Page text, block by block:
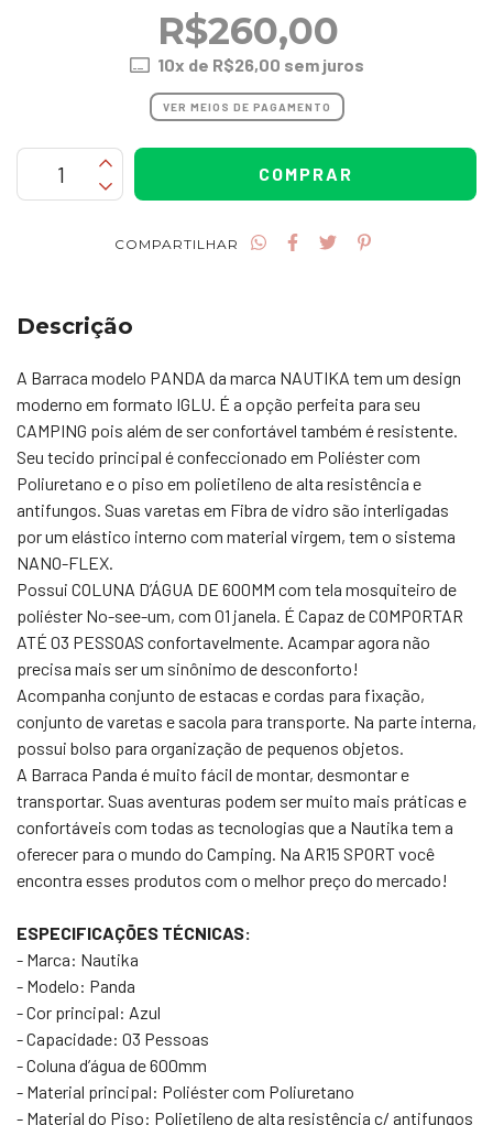
R$260,00
10x de R$26,00 sem juros
VER MEIOS DE PAGAMENTO
COMPARTILHAR
Descrição
A Barraca modelo PANDA da marca NAUTIKA tem um design
moderno em formato IGLU. É a opção perfeita para seu
CAMPING pois além de ser confortável também é resistente.
Seu tecido principal é confeccionado em Poliéster com
Poliuretano e o piso em polietileno de alta resistência e
antifungos. Suas varetas em Fibra de vidro são interligadas
por um elástico interno com material virgem, tem o sistema
NANO-FLEX.
Possui COLUNA D’ÁGUA DE 600MM com tela mosquiteiro de
poliéster No-see-um, com 01 janela. É Capaz de COMPORTAR
ATÉ 03 PESSOAS confortavelmente. Acampar agora não
precisa mais ser um sinônimo de desconforto!
Acompanha conjunto de estacas e cordas para fixação,
conjunto de varetas e sacola para transporte. Na parte interna,
possui bolso para organização de pequenos objetos.
A Barraca Panda é muito fácil de montar, desmontar e
transportar. Suas aventuras podem ser muito mais práticas e
confortáveis com todas as tecnologias que a Nautika tem a
oferecer para o mundo do Camping. Na AR15 SPORT você
encontra esses produtos com o melhor preço do mercado!
ESPECIFICAÇÕES TÉCNICAS:
- Marca: Nautika
- Modelo: Panda
- Cor principal: Azul
- Capacidade: 03 Pessoas
- Coluna d’água de 600mm
- Material principal: Poliéster com Poliuretano
- Material do Piso: Polietileno de alta resistência c/ antifungos